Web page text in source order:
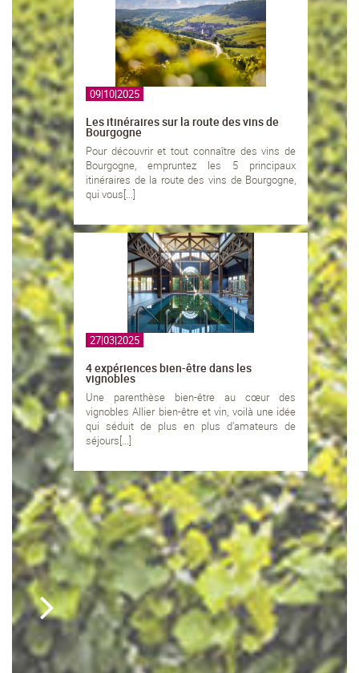
09|10|2025
Les itinéraires sur la route des vins de
Bourgogne
Pour découvrir et tout connaître des vins de
Bourgogne, empruntez les 5 principaux
itinéraires de la route des vins de Bourgogne,
qui vous[...]
27|03|2025
4 expériences bien-être dans les
vignobles
Une parenthèse bien-être au cœur des
vignobles Allier bien-être et vin, voilà une idée
qui séduit de plus en plus d’amateurs de
séjours[...]